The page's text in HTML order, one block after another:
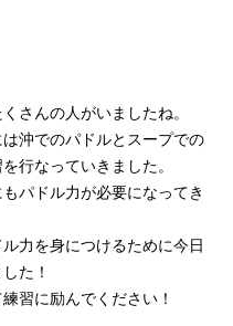
さんの人がいましたね。
沖でのパドルとスープでの
行なっていきました。
パドル力が必要になってき
力を身につけるために今日
た！
習に励んでください！